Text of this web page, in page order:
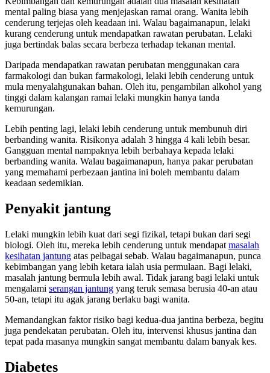
mental paling biasa yang menjejaskan ramai orang. Wanita lebih
cenderung terjejas oleh keadaan ini. Walau bagaimanapun, lelaki
kurang cenderung untuk mendapatkan rawatan perubatan. Lelaki
juga bertindak balas secara berbeza terhadap tekanan mental.
Daripada mendapatkan rawatan perubatan menggunakan cara
farmakologi dan bukan farmakologi, lelaki lebih cenderung untuk
mula menyalahgunakan bahan. Oleh itu, pengambilan alkohol yang
tinggi dalam kalangan ramai lelaki mungkin hanya tanda
kemurungan.
Lebih penting lagi, lelaki lebih cenderung untuk membunuh diri
berbanding wanita. Risikonya adalah 3 hingga 4 kali lebih besar.
Gangguan mental nampaknya lebih berbahaya kepada lelaki
berbanding wanita. Walau bagaimanapun, hanya pakar perubatan
yang memahami perbezaan jantina ini boleh membantu dalam
keadaan sedemikian.
Penyakit jantung
Lelaki mungkin lebih kuat dari segi fizikal, tetapi bukan dari segi
biologi. Oleh itu, mereka lebih cenderung untuk mendapat masalah
kesihatan jantung atas pelbagai sebab. Walau bagaimanapun, punca
kebimbangan yang lebih ketara ialah usia permulaan. Bagi lelaki,
masalah jantung bermula lebih awal. Tidak jarang bagi lelaki untuk
mengalami serangan jantung yang teruk semasa berusia 40-an atau
50-an, tetapi itu agak jarang berlaku bagi wanita.
Memandangkan faktor risiko bagi kedua-dua jantina berbeza, begitu
juga pendekatan perubatan. Oleh itu, intervensi khusus jantina dan
tepat pada masanya mungkin sangat membantu dalam banyak kes.
Diabetes